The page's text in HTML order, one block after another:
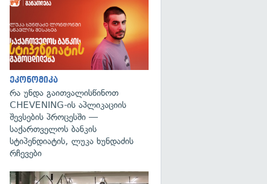
ეკონომიკა
რა უნდა გაითვალისწინოთ
CHEVENING-ის აპლიკაციის
შევსების პროცესში —
საქართველოს ბანკის
სტიპენდიატის, ლუკა ხუნდაძის
რჩევები